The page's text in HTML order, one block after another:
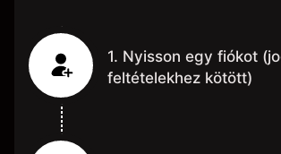
1. Nyisson egy fiókot
feltételekhez kötött)